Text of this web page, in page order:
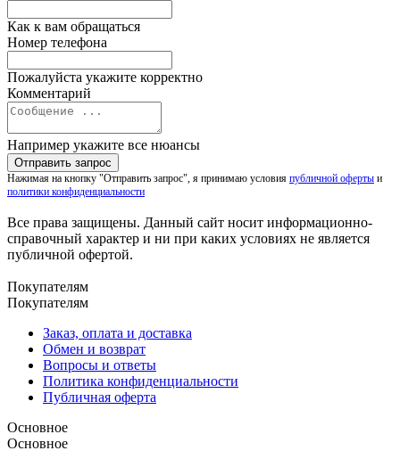
Как к вам обращаться
Номер телефона
Пожалуйста укажите корректно
Комментарий
Например укажите все нюансы
Нажимая на кнопку "Отправить запрос", я принимаю условия публичной оферты и
политики конфиденциальности
Все права защищены. Данный сайт носит информационно-
справочный характер и ни при каких условиях не является
публичной офертой.
Покупателям
Покупателям
Заказ, оплата и доставка
Обмен и возврат
Вопросы и ответы
Политика конфиденциальности
Публичная оферта
Основное
Основное